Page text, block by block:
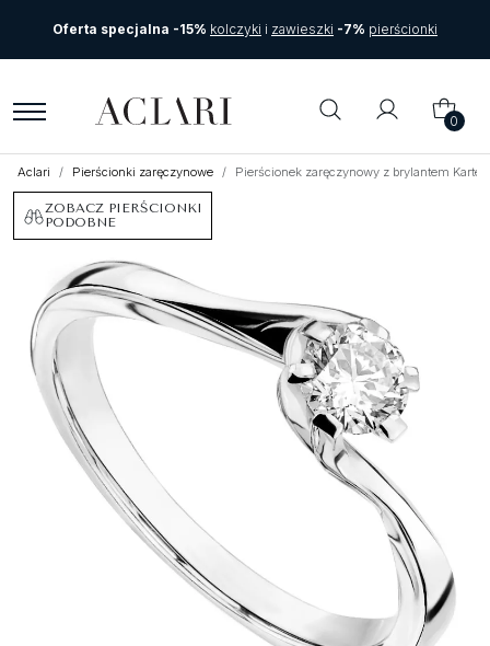
Oferta specjalna -15% kolczyki i zawieszki -7% pierścionki
0
Aclari Pierścionki zaręczynowe Pierścionek zaręczynowy z brylantem
ZOBACZ PIERŚCIONKI
PODOBNE